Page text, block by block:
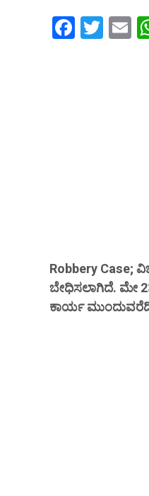
FacebookTwitter
Robbery Case;
ಬೇಧಿಸಲಾಗಿದೆ. ಮೇ
ಕಾರ್ಯ